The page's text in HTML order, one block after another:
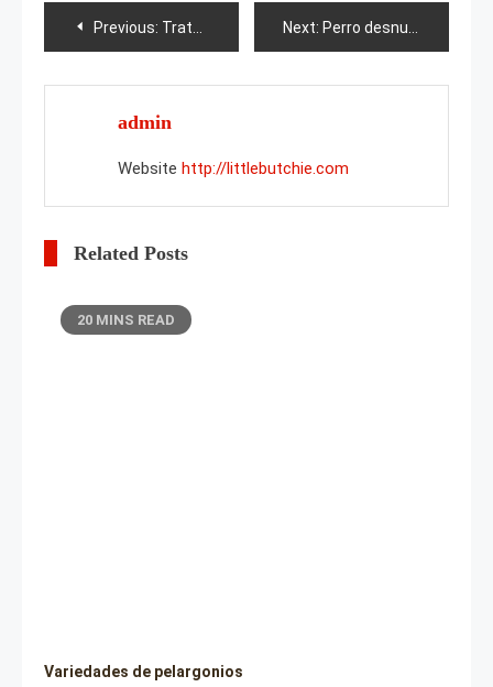
Post
navigation
Previous: Tratamiento de la col de Pekín contra las plagas Next: Perro desnudo peruano
admin
Website http://littlebutchie.com
Related Posts
20 MINS READ
Variedades de pelargonios